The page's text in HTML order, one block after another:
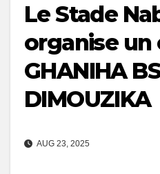
Le Stade
organise
GHANIHA
DIMOUZIKA
AUG 23, 2025